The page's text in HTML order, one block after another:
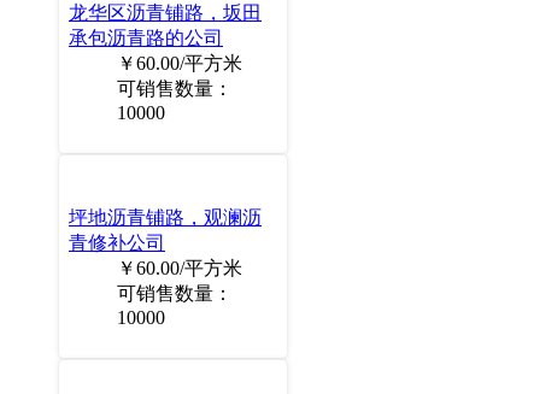
龙华区沥青铺路，坂田
承包沥青路的公司
￥60.00/平方米
可销售数量：
10000
坪地沥青铺路，观澜沥
青修补公司
￥60.00/平方米
可销售数量：
10000